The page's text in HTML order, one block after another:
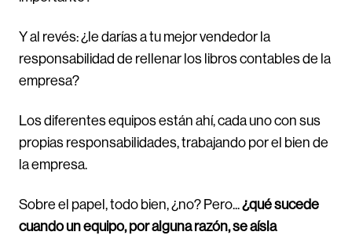
Y al revés: ¿le darías a tu mejor vendedor la
responsabilidad de rellenar los libros contables de la
empresa?
Los diferentes equipos están ahí, cada uno con sus
propias responsabilidades, trabajando por el bien de
la empresa.
Sobre el papel, todo bien, ¿no? Pero...¿qué sucede
cuando un equipo, por alguna razón, se aísla